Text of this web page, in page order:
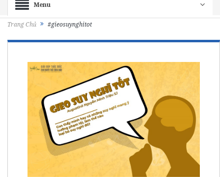
Menu
Trang Chủ #gieosuynghitot